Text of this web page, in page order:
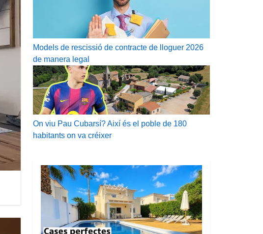
Models de rescissió de contracte de lloguer 2026
de manera legal
On viu Pau Cubarsí? Així és el poble de 180
habitants on va créixer